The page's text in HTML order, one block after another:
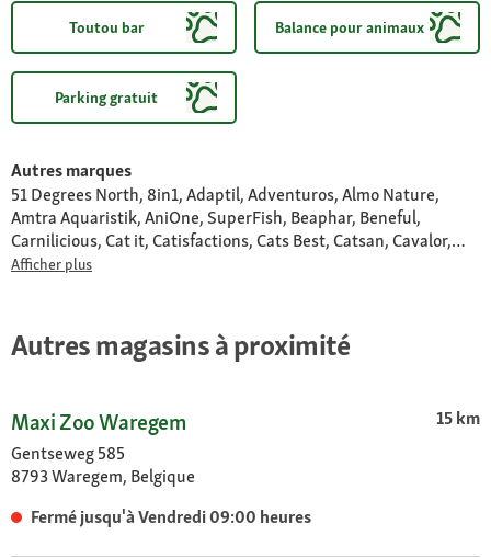
Toutou bar Balance pour animaux
Parking gratuit
Autres marques
51 Degrees North, 8in1, Adaptil, Adventuros, Almo Nature,
Amtra Aquaristik, AniOne, SuperFish, Beaphar, Beneful,
Carnilicious, Cat it, Catisfactions, Cats Best, Catsan, Cavalor,
Cesar, Chewies, Chuck it, Country’s Best, Curly, Delcon,
Fun, Lara, Versele-Laga, Sera, Vadigran, Hill’s, JBL, Juwel, Laroy,
Tetra, Friskies, Gourmet, Purina One, ProPlan, Royal Canin,
Selective, Pet-Joy, Vitakraft, Take Care, Flexi, Furminator,
GimCat, Kitty’s Cuisine, Litter Locker, MORE FOR, Moments,
MultiFit, Naturally Good, Pet Balance, Pharma.Pet, PREMIERE,
My Family, Quiko, Real Nature, Select Gold, Simple Solution,
Sure Flap, Whimzees
Afficher plus
Autres magasins à proximité
Maxi Zoo Waregem
15 km
Gentseweg 585
8793 Waregem, Belgique
Fermé jusqu'à Vendredi 09:00 heures